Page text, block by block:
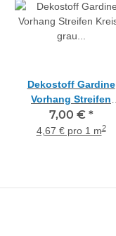
Dekostoff Gardine
Vorhang Streifen
Kreise grau
teiltransparent,
7,00 € *
4,67 € pro 1 m2